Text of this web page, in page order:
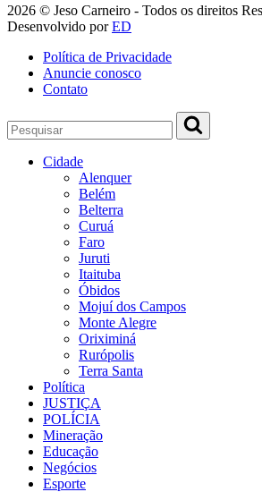
2026 © Jeso Carneiro - Todos os direitos
Desenvolvido porED
Política de Privacidade
Anuncie conosco
Contato
Cidade
Alenquer
Belém
Belterra
Curuá
Faro
Juruti
Itaituba
Óbidos
Mojuí dos Campos
Monte Alegre
Oriximiná
Rurópolis
Terra Santa
Política
JUSTIÇA
POLÍCIA
Mineração
Educação
Negócios
Esporte